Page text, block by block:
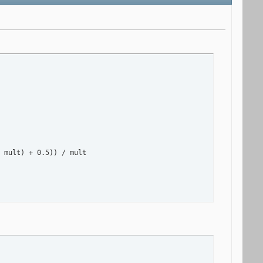
* mult) + 0.5)) / mult